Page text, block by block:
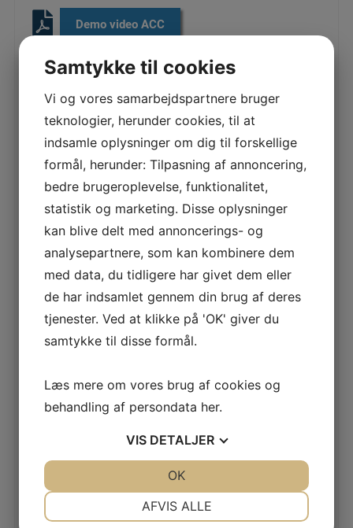
Demo video ACC
Beskrivelse
Rensning af rør med blød ASK skumcylinder til nye rør
eller den hårde ACC rensegris til grundig rensning.
Du kunne også være interesseret i...
3.4.3.1
HYDRA
Kompensatorer
Flangeisolering
Samtykke til cookies
Vi og vores samarbejdspartnere bruger
teknologier, herunder cookies, til at
indsamle oplysninger om dig til forskellige
formål, herunder: Tilpasning af annoncering,
bedre brugeroplevelse, funktionalitet,
statistik og marketing. Disse oplysninger
kan blive delt med annoncerings- og
analysepartnere, som kan kombinere dem
med data, du tidligere har givet dem eller
de har indsamlet gennem din brug af deres
tjenester. Ved at klikke på 'OK' giver du
samtykke til disse formål.
Læs mere om vores brug af cookies og
behandling af persondata her.
VIS DETALJER
AFVIS ALLE
OK